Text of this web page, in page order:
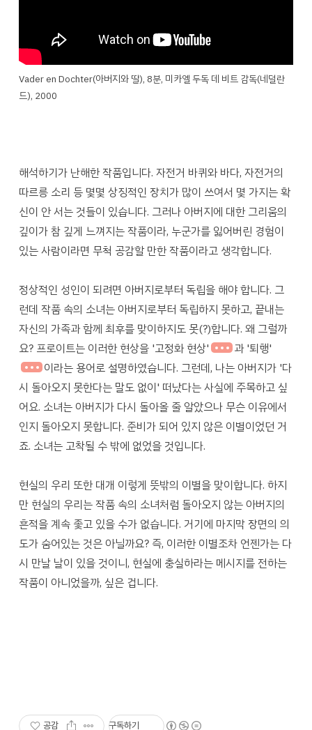
Vader en Dochter(아버지와 딸), 8분, 미카엘 두독 데 비트 감독(네덜란
드), 2000
해석하기가 난해한 작품입니다. 자전거 바퀴와 바다, 자전거의
따르릉 소리 등 몇몇 상징적인 장치가 많이 쓰여서 몇 가지는 확
신이 안 서는 것들이 있습니다. 그러나 아버지에 대한 그리움의
깊이가 참 깊게 느껴지는 작품이라, 누군가를 잃어버린 경험이
있는 사람이라면 무척 공감할 만한 작품이라고 생각합니다.
정상적인 성인이 되려면 아버지로부터 독립을 해야 합니다. 그
런데 작품 속의 소녀는 아버지로부터 독립하지 못하고, 끝내는
자신의 가족과 함께 최후를 맞이하지도 못(?)합니다. 왜 그럴까
요? 프로이트는 이러한 현상을 '고정화 현상'
과 '퇴행'
이라는 용어로 설명하였습니다. 그런데, 나는 아버지가 '다
시 돌아오지 못한다는 말도 없이' 떠났다는 사실에 주목하고 싶
어요. 소녀는 아버지가 다시 돌아올 줄 알았으나 무슨 이유에서
인지 돌아오지 못합니다. 준비가 되어 있지 않은 이별이었던 거
죠. 소녀는 고착될 수 밖에 없었을 것입니다.
현실의 우리 또한 대개 이렇게 뜻밖의 이별을 맞이합니다. 하지
만 현실의 우리는 작품 속의 소녀처럼 돌아오지 않는 아버지의
흔적을 계속 좇고 있을 수가 없습니다. 거기에 마지막 장면의 의
도가 숨어있는 것은 아닐까요? 즉, 이러한 이별조차 언젠가는 다
시 만날 날이 있을 것이니, 현실에 충실하라는 메시지를 전하는
작품이 아니었을까, 싶은 겁니다.
공감 구독하기